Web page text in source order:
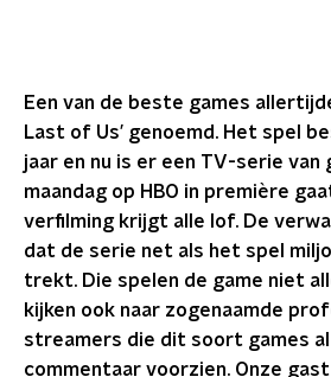
Een van de beste games
Last of Us’ genoemd. Het spel
jaar en nu is er een TV-serie van
maandag op HBO in première
verfilming krijgt alle lof. De
dat de serie net als het spel
trekt. Die spelen de game niet
kijken ook naar zogenaamde
streamers die dit soort games al
commentaar voorzien. Onze